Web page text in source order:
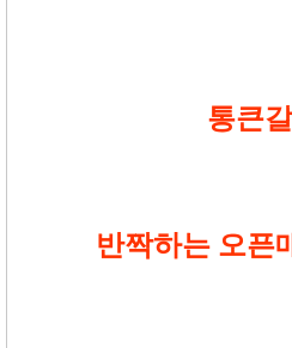
통큰
반짝하는 오픈